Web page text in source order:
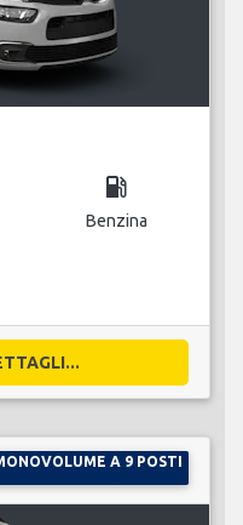
local_gas_station
Benzina
A 9 POSTI